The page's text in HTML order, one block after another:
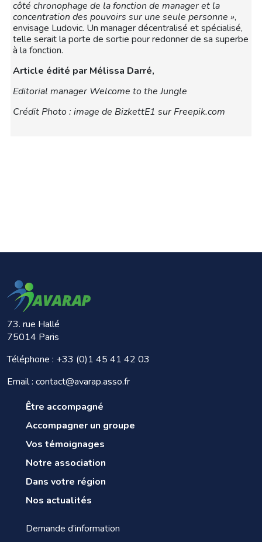
côté chronophage de la fonction de manager et la
concentration des pouvoirs sur une seule personne »,
envisage Ludovic. Un manager décentralisé et spécialisé,
telle serait la porte de sortie pour redonner de sa superbe
à la fonction.
Article édité par Mélissa Darré,
Editorial manager Welcome to the Jungle
Crédit Photo : image de BizkettE1 sur Freepik.com
73. rue Hallé
75014 Paris
Téléphone : +33 (0)1 45 41 42 03
Email : contact@avarap.asso.fr
Être accompagné
Accompagner un groupe
Vos témoignages
Notre association
Dans votre région
Nos actualités
Demande d’information